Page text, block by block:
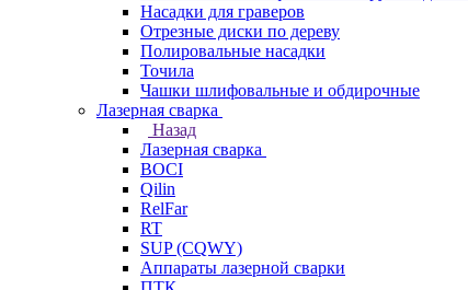
Насадки для граверов
Отрезные диски по дереву
Полировальные насадки
Точила
Чашки шлифовальные и обдирочные
Лазерная сварка
Назад
Лазерная сварка
BOCI
Qilin
RelFar
RT
SUP (CQWY)
Аппараты лазерной сварки